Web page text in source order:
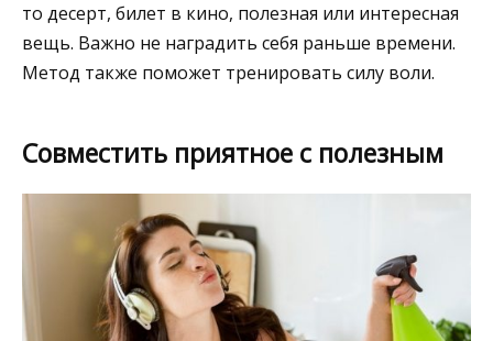
то десерт, билет в кино, полезная или интересная
вещь. Важно не наградить себя раньше времени.
Метод также поможет тренировать силу воли.
Совместить приятное с полезным